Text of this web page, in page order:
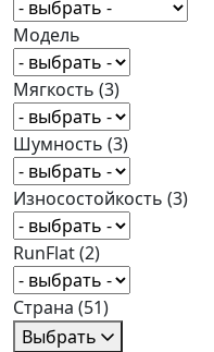
Модель
Мягкость (3)
Шумность (3)
Износостойкость (3)
RunFlat(2)
Страна (51)
Выбрать